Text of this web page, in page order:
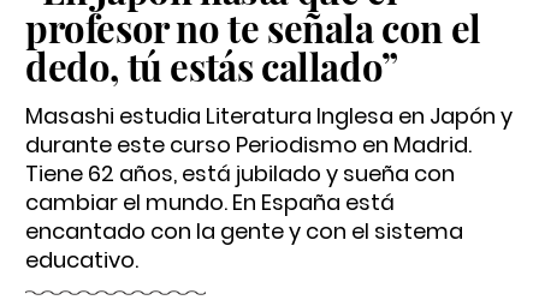
profesor no te señala con el
dedo, tú estás callado”
Masashi estudia Literatura Inglesa en Japón y
durante este curso Periodismo en Madrid.
Tiene 62 años, está jubilado y sueña con
cambiar el mundo. En España está
encantado con la gente y con el sistema
educativo.